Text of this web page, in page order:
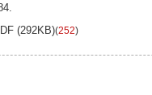
(292KB)(252)